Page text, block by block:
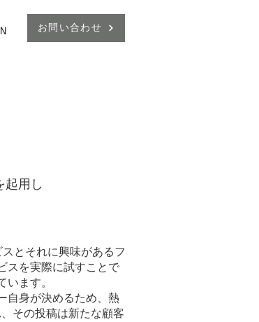
お問い合わせ
起用し
とそれに興味があるフ
スを実際に試すことで
います。
自身が決めるため、熱
その投稿は新たな顧客